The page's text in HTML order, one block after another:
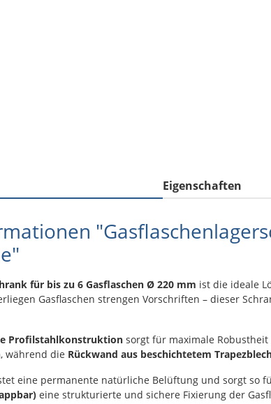
Eigenschaften
für bis zu 6 Gasflaschen Ø 220 mm ist die ideale
Gasflaschen strengen Vorschriften – dieser
Profilstahlkonstruktion sorgt für maximale
, während die Rückwand aus beschichtetem
eine permanente natürliche Belüftung und sorgt so
eine strukturierte und sichere Fixierung der